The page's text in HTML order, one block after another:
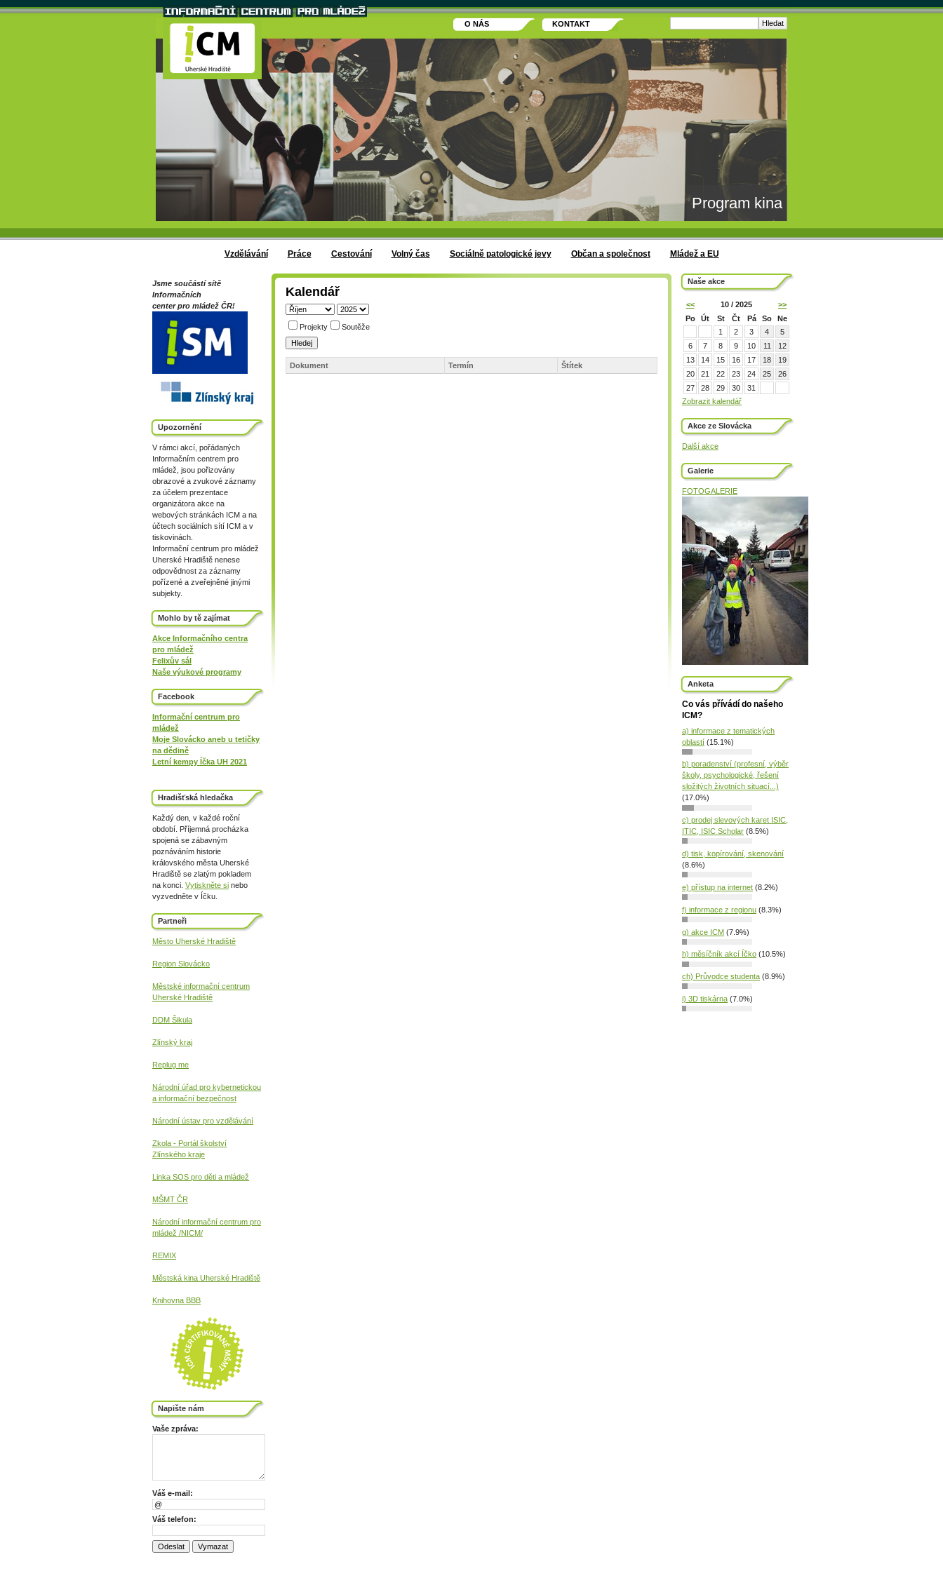
O NÁS KONTAKT
Program kina
Vzdělávání Práce Cestování Volný čas Sociálně patologické jevy Občan a společnost Mládež a EU
Naše akce
<< 10 / 2025
>>
Po
Út St Čt Pá So
Ne
1
2 3 4
5
6
7 8 9 10 11
12
13
14 15 16 17 18
19
20
21 22 23 24 25
26
27
28 29 30
31
Zobrazit kalendář
Akce ze Slovácka
Další akce
Galerie
FOTOGALERIE
Anketa
Co vás přívádí do našeho
ICM?
a) informace z tematických
oblastí (15.1%)
b) poradenství (profesní, výběr
školy, psychologické, řešení
složitých životních situací...)
(17.0%)
c) prodej slevových karet ISIC,
ITIC, ISIC Scholar (8.5%)
d) tisk, kopírování, skenování
(8.6%)
e) přístup na internet (8.2%)
f) informace z regionu (8.3%)
g) akce ICM (7.9%)
h) měsíčník akcí Íčko (10.5%)
ch) Průvodce studenta (8.9%)
i) 3D tiskárna (7.0%)
Jsme součástí sítě
Informačních
center pro mládež ČR!
Upozornění
V rámci akcí, pořádaných
Informačním centrem pro
mládež, jsou pořizovány
obrazové a zvukové záznamy
za účelem prezentace
organizátora akce na
webových stránkách ICM a na
účtech sociálních sítí ICM a v
tiskovinách.
Informační centrum pro mládež
Uherské Hradiště nenese
odpovědnost za záznamy
pořízené a zveřejněné jinými
subjekty.
Mohlo by tě zajímat
Akce Informačního centra
pro mládež
Felixův sál
Naše výukové programy
Facebook
Informační centrum pro
mládež
Moje Slovácko aneb u tetičky
na dědině
Letní kempy Íčka UH 2021
Hradišťská hledačka
Každý den, v každé roční
období. Příjemná procházka
spojená se zábavným
poznáváním historie
královského města Uherské
Hradiště se zlatým pokladem
na konci. Vytiskněte si nebo
vyzvedněte v Íčku.
Partneři
Město Uherské Hradiště
Region Slovácko
Městské informační centrum
Uherské Hradiště
DDM Šikula
Zlínský kraj
Replug me
Národní úřad pro kybernetickou
a informační bezpečnost
Národní ústav pro vzdělávání
Zkola - Portál školství
Zlínského kraje
Linka SOS pro děti a mládež
MŠMT ČR
Národní informační centrum pro
mládež /NICM/
REMIX
Městská kina Uherské Hradiště
Knihovna BBB
Napište nám
Vaše zpráva:
Váš e-mail:
Váš telefon:
Kalendář
Projekty Soutěže
Dokument Termín Štítek